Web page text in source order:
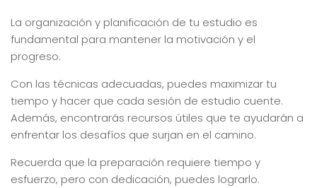
La organización y planificación de tu estudio es
fundamental para mantener la motivación y el
progreso.
Con las técnicas adecuadas, puedes maximizar tu
tiempo y hacer que cada sesión de estudio cuente.
Además, encontrarás recursos útiles que te ayudarán a
enfrentar los desafíos que surjan en el camino.
Recuerda que la preparación requiere tiempo y
esfuerzo, pero con dedicación, puedes lograrlo.